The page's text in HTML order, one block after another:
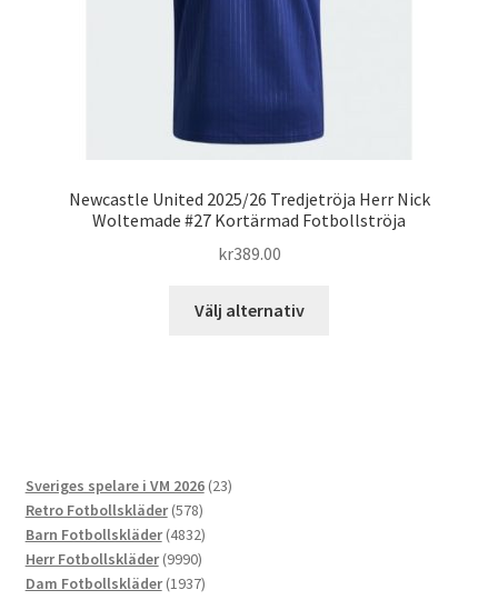
Newcastle United 2025/26 Tredjetröja Herr Nick
Woltemade #27 Kortärmad Fotbollströja
kr389.00
Välj alternativ
Sveriges spelare i VM 2026 2323
Retro Fotbollskläder 578578
produkter
Barn Fotbollskläder 48324832
produkter
Herr Fotbollskläder 99909990
produkter
Dam Fotbollskläder 19371937